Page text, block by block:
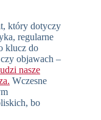
który dotyczy
regularne
klucz do
objawach –
nasze
Wczesne
bo